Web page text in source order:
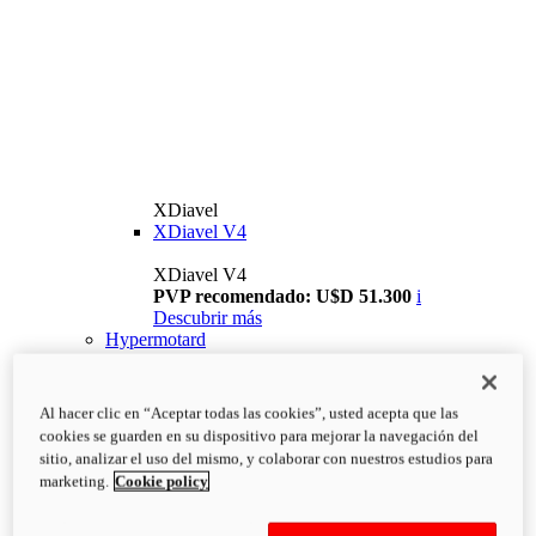
XDiavel
XDiavel V4
XDiavel V4
PVP recomendado: U$D 51.300 i
Descubrir más
Hypermotard
Al hacer clic en “Aceptar todas las cookies”, usted acepta que las
cookies se guarden en su dispositivo para mejorar la navegación del
sitio, analizar el uso del mismo, y colaborar con nuestros estudios para
marketing. Cookie policy